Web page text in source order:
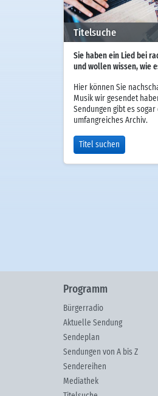
Titelsuche
Sie haben ein Lied bei
und wollen wissen, wie
Hier können Sie
Musik wir gesendet
Sendungen gibt es sogar
umfangreiches Archiv.
Titel suchen
Programm
Bürgerradio
Aktuelle Sendung
Sendeplan
Sendungen von A bis Z
Sendereihen
Mediathek